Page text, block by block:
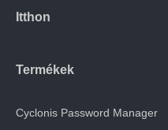
Itthon
Termékek
Cyclonis Password Manager